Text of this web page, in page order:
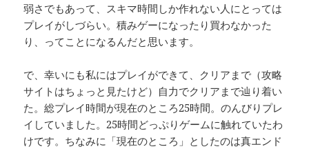
弱さでもあって、スキマ時間しか作れない人にとっては
プレイがしづらい。積みゲーになったり買わなかった
り、ってことになるんだと思います。
で、幸いにも私にはプレイができて、クリアまで（攻略
サイトはちょっと見たけど）自力でクリアまで辿り着い
た。総プレイ時間が現在のところ25時間。のんびりプレ
イしていました。25時間どっぷりゲームに触れていたわ
けです。ちなみに「現在のところ」としたのは真エンド